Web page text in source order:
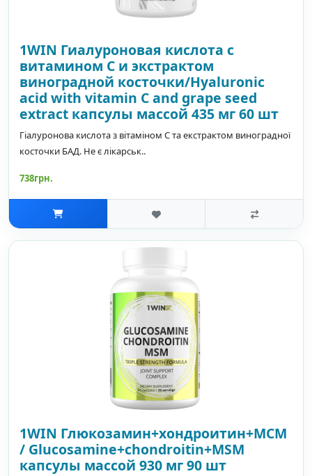
1WIN Гиалуроновая кислота с
витамином С и экстрактом
виноградной косточки/Hyaluronic
acid with vitamin C and grape seed
extract капсулы массой 435 мг 60 шт
Гіалуронова кислота з вітаміном C та екстрактом виноградної
косточки БАД. Не є лікарськ..
738грн.
1WIN Глюкозамин+хондроитин+МСМ
/ Glucosamine+chondroitin+MSM
капсулы массой 930 мг 90 шт